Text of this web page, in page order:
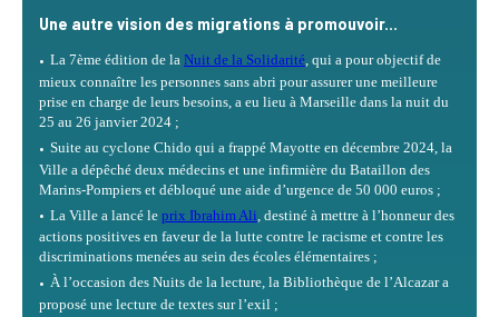
Une autre vision des migrations à promouvoir...
La 7ème édition de la Nuit de la Solidarité, qui a pour objectif de
mieux connaître les personnes sans abri pour assurer une meilleure
prise en charge de leurs besoins, a eu lieu à Marseille dans la nuit du
25 au 26 janvier 2024 ;
Suite au cyclone Chido qui a frappé Mayotte en décembre 2024, la
Ville a dépêché deux médecins et une infirmière du Bataillon des
Marins-Pompiers et débloqué une aide d’urgence de 50 000 euros ;
La Ville a lancé le prix Ibrahim Ali , destiné à mettre à l’honneur des
actions positives en faveur de la lutte contre le racisme et contre les
discriminations menées au sein des écoles élémentaires ;
À l’occasion des Nuits de la lecture, la Bibliothèque de l’Alcazar a
proposé une lecture de textes sur l’exil ;